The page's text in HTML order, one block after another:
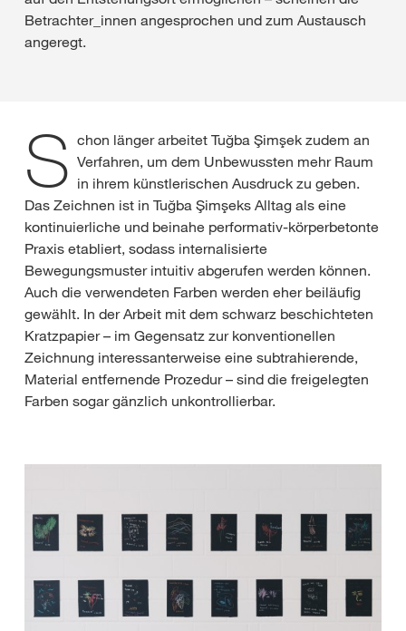
Betrachter_innen angesprochen und zum Austausch
angeregt.
S chon länger arbeitet Tuğba Şimşek zudem an
Verfahren, um dem Unbewussten mehr Raum
in ihrem künstlerischen Ausdruck zu geben.
Das Zeichnen ist in Tuğba Şimşeks Alltag als eine
kontinuierliche und beinahe performativ-körperbetonte
Praxis etabliert, sodass internalisierte
Bewegungsmuster intuitiv abgerufen werden können.
Auch die verwendeten Farben werden eher beiläufig
gewählt. In der Arbeit mit dem schwarz beschichteten
Kratzpapier – im Gegensatz zur konventionellen
Zeichnung interessanterweise eine subtrahierende,
Material entfernende Prozedur – sind die freigelegten
Farben sogar gänzlich unkontrollierbar.